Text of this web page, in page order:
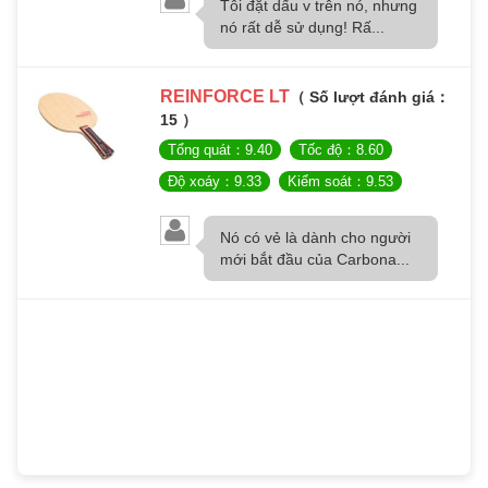
Tôi đặt dấu v trên nó, nhưng
nó rất dễ sử dụng! Rấ...
REINFORCE LT （ Số lượt đánh giá：
15 ）
Tổng quát：9.40
Tốc độ：8.60
Độ xoáy：9.33
Kiểm soát：9.53
Nó có vẻ là dành cho người
mới bắt đầu của Carbona...